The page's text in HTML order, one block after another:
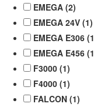
EMEGA (2)
EMEGA 24V (1)
EMEGA E306 (1
EMEGA E456 (1
F3000 (1)
F4000 (1)
FALCON (1)